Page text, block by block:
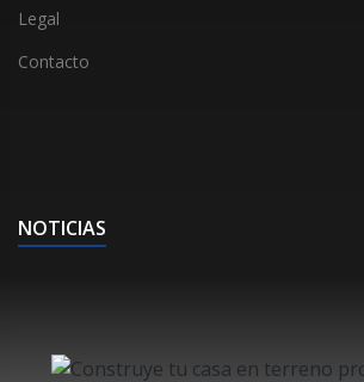
Legal
Contacto
NOTICIAS